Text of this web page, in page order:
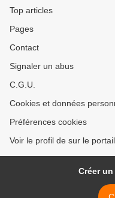
Top articles
Pages
Contact
Signaler un abus
C.G.U.
Cookies et données
Préférences cookies
Voir le profil de sur le
Créer